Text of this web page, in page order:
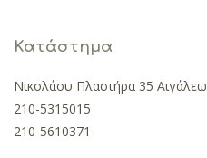
Κατάστημα
Νικολάου Πλαστήρα 35 Αιγάλεω
210-5315015
210-5610371